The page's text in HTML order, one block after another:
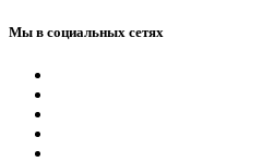
Мы в социальных сетях